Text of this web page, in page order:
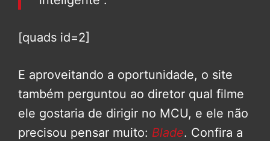
[quads id=2]
E aproveitando a oportunidade, o site
também perguntou ao diretor qual filme
ele gostaria de dirigir no MCU, e ele não
precisou pensar muito: Blade. Confira a